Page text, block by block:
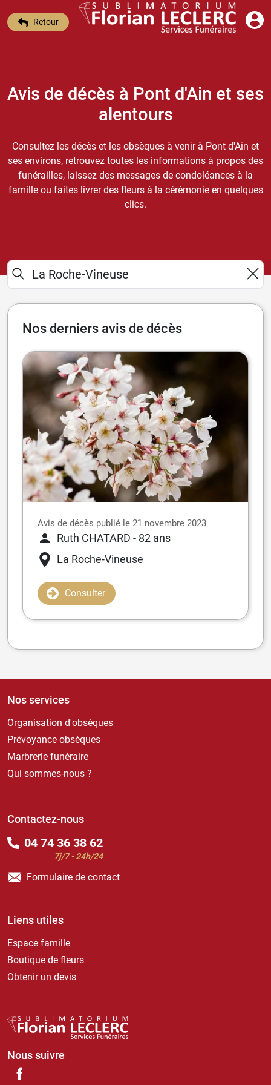
Retour
Avis de décès à Pont d'Ain et ses
alentours
Consultez les décès et les obsèques à venir à Pont d'Ain et
ses environs, retrouvez toutes les informations à propos des
funérailles, laissez des messages de condoléances à la
famille ou faites livrer des fleurs à la cérémonie en quelques
clics.
Nos derniers avis de décès
Avis de décès publié le 21 novembre 2023
Ruth CHATARD - 82 ans
La Roche-Vineuse
Consulter
Nos services
Organisation d'obsèques
Prévoyance obsèques
Marbrerie funéraire
Qui sommes-nous ?
Contactez-nous
04 74 36 38 62
7j/7 - 24h/24
Formulaire de contact
Liens utiles
Espace famille
Boutique de fleurs
Obtenir un devis
Nous suivre